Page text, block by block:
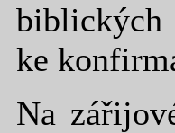
biblických
ke
Na